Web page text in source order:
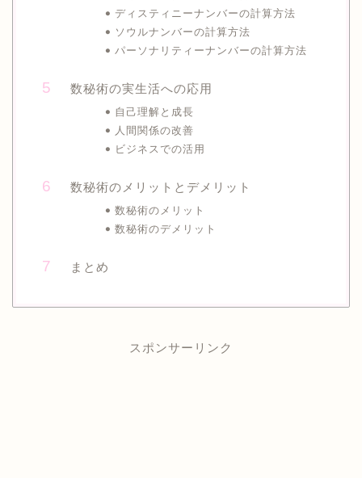
ディスティニーナンバーの計算方法
ソウルナンバーの計算方法
パーソナリティーナンバーの計算方法
数秘術の実生活への応用
自己理解と成長
人間関係の改善
ビジネスでの活用
数秘術のメリットとデメリット
数秘術のメリット
数秘術のデメリット
まとめ
スポンサーリンク